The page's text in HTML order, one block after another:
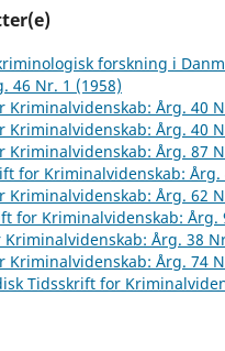
forskning i
46 Nr. 1 (1958)
Kriminalvidenskab: Årg. 40
Kriminalvidenskab: Årg. 40
Kriminalvidenskab: Årg. 87
for Kriminalvidenskab: Årg.
Kriminalvidenskab: Årg. 62
for Kriminalvidenskab: Årg.
Årg. 38
Kriminalvidenskab: Årg. 74
Tidsskrift for